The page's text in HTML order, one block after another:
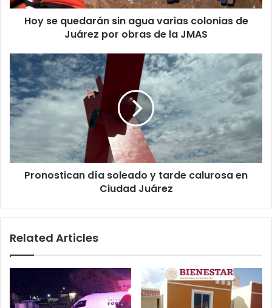
Juárez
la
JMAS
Hoy se quedarán sin agua varias colonias de
Juárez por obras de la JMAS
Pronostican
día
soleado
y
tarde
calurosa
en
Ciudad
Juárez
Pronostican día soleado y tarde calurosa en
Ciudad Juárez
Related Articles